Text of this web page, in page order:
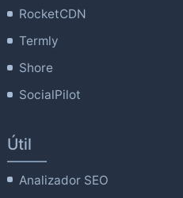
RocketCDN
Termly
Shore
SocialPilot
Útil
Analizador SEO